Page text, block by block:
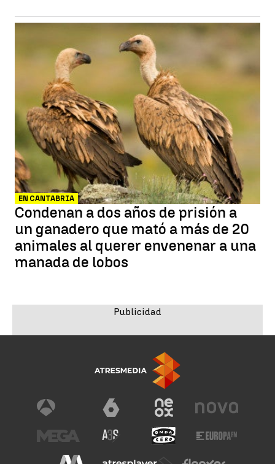
EN CANTABRIA
Condenan a dos años de prisión a
un ganadero que mató a más de 20
animales al querer envenenar a una
manada de lobos